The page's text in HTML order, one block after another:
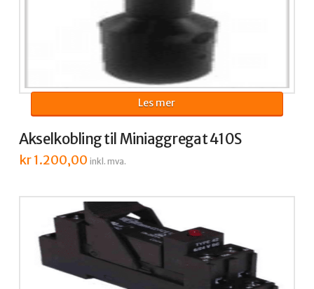
Akselkobling til Miniaggregat 410S
kr1.200,00 inkl. mva.
Les mer